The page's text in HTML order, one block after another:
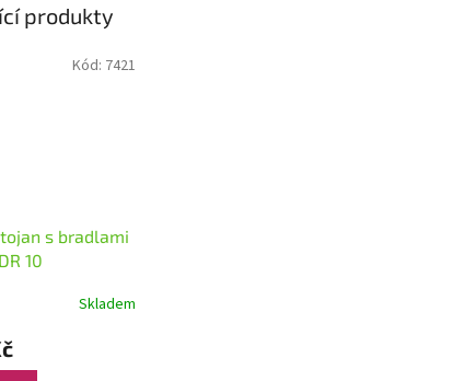
produkty
s bradlami
10
Skladem
Kód: 7421